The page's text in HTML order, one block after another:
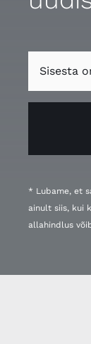
* Lubame, et
ainult siis, kui
allahindlus